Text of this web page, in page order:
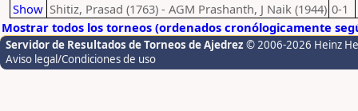
Show Shitiz, Prasad (1763) - AGM Prashanth, J Naik (1944) 0-1
Mostrar todos los torneos (ordenados cronólogicamente
Servidor de Resultados de Torneos de Ajedrez © 2006-2026 Heinz
Aviso legal/Condiciones de uso